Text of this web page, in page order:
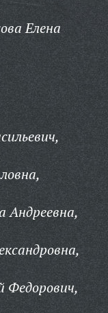
Елена
Андреевна,
Федорович,